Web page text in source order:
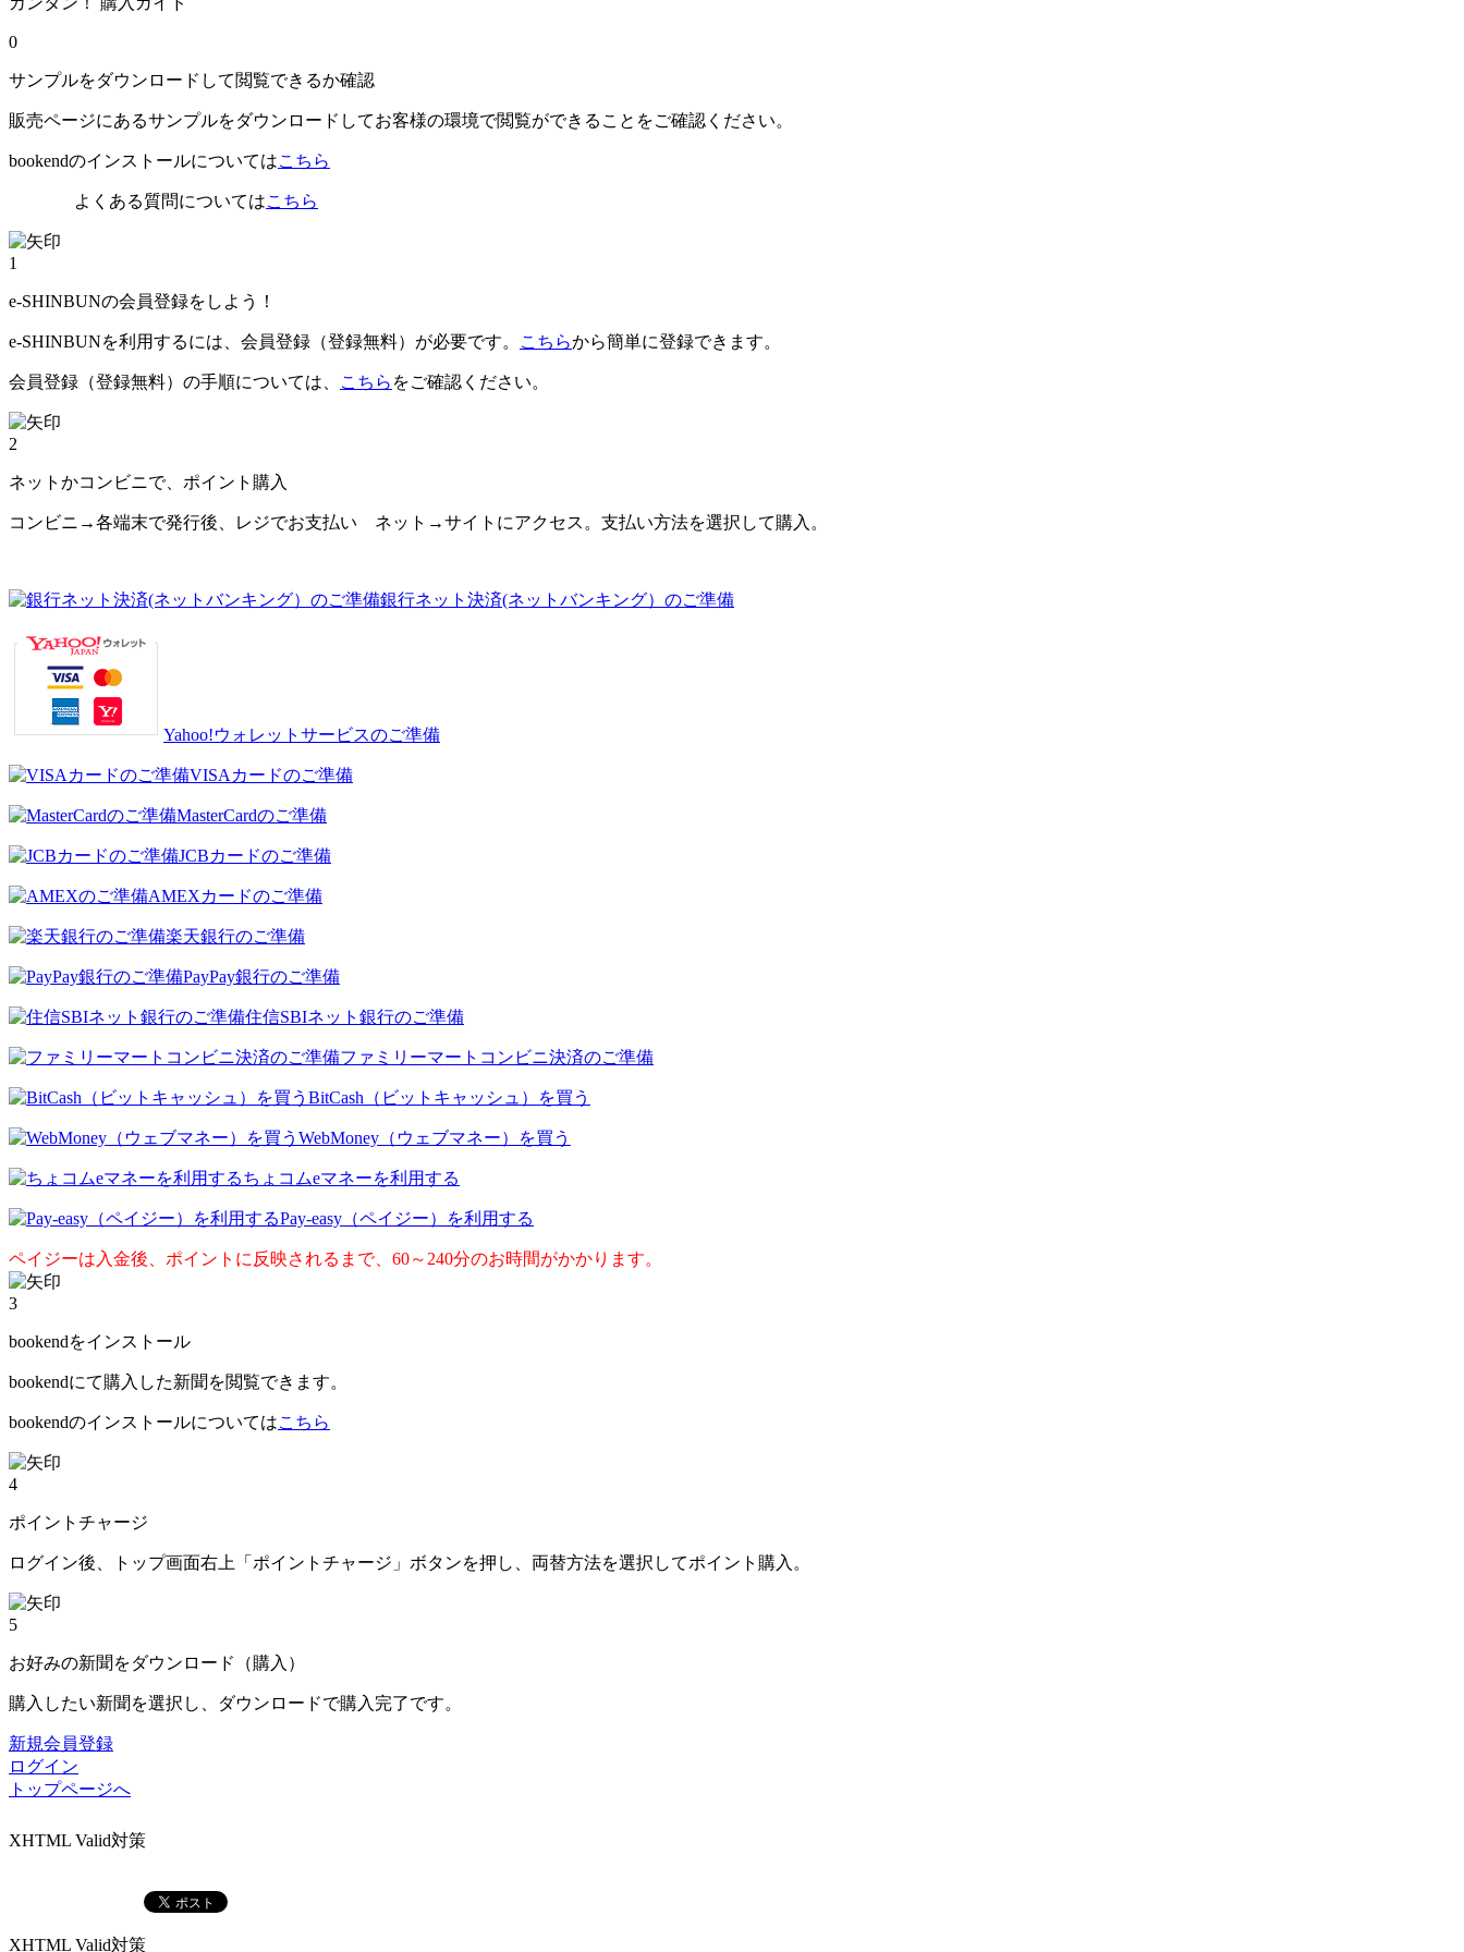
0
サンプルをダウンロードして閲覧できるか確認
販売ページにあるサンプルをダウンロードしてお客様の環境で閲覧ができることをご確認ください。
bookendのインストールについてはこちら
よくある質問についてはこちら
1
e-SHINBUNの会員登録をしよう！
e-SHINBUNを利用するには、会員登録（登録無料）が必要です。 こちらから簡単に登録できます。
会員登録（登録無料）の手順については、 こちら をご確認ください。
2
ネットかコンビニで、ポイント購入
コンビニ→各端末で発行後、レジでお支払い ネット→サイトにアクセス。支払い方法を選択して購入。
銀行ネット決済(ネットバンキング）のご準備
Yahoo!ウォレットサービスのご準備
VISAカードのご準備
MasterCardのご準備
JCBカードのご準備
AMEXカードのご準備
楽天銀行のご準備
PayPay銀行のご準備
住信SBIネット銀行のご準備
ファミリーマートコンビニ決済のご準備
BitCash（ビットキャッシュ）を買う
WebMoney（ウェブマネー）を買う
ちょコムeマネーを利用する
Pay-easy（ペイジー）を利用する
ペイジーは入金後、ポイントに反映されるまで、60～240分のお時間がかかります。
3
bookendをインストール
bookendにて購入した新聞を閲覧できます。
bookendのインストールについてはこちら
4
ポイントチャージ
ログイン後、トップ画面右上「ポイントチャージ」ボタンを押し、両替方法を選択してポイント購入。
5
お好みの新聞をダウンロード（購入）
購入したい新聞を選択し、ダウンロードで購入完了です。
新規会員登録
ログイン
トップページへ
XHTML Valid対策
XHTML Valid対策